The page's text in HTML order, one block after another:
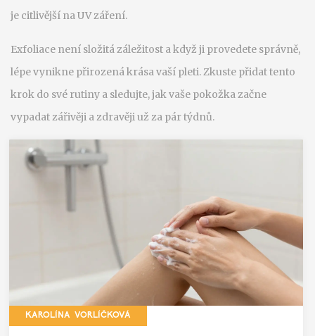
je citlivější na UV záření.
Exfoliace není složitá záležitost a když ji provedete správně,
lépe vynikne přirozená krása vaší pleti. Zkuste přidat tento
krok do své rutiny a sledujte, jak vaše pokožka začne
vypadat zářivěji a zdravěji už za pár týdnů.
KAROLÍNA VORLÍČKOVÁ